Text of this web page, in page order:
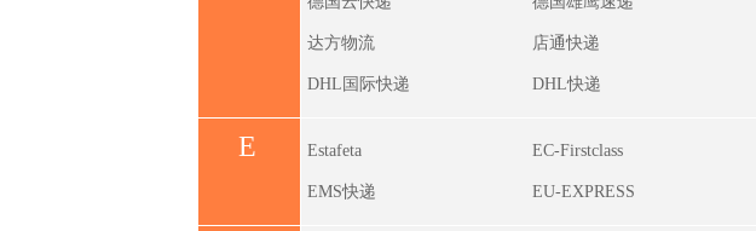
达方物流 店通快递
DHL国际快递 DHL快递
E Estafeta EC-Firstclass
EMS快递 EU-EXPRESS